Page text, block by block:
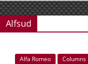
La
Gazetta
dell'Automobile
Alfsud
Alfa Romeo Columns